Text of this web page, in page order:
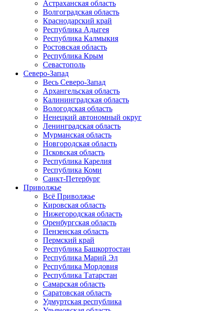
Астраханская область
Волгоградская область
Краснодарский край
Республика Адыгея
Республика Калмыкия
Ростовская область
Республика Крым
Севастополь
Северо-Запад
Весь Северо-Запад
Архангельская область
Калининградская область
Вологодская область
Ненецкий автономный округ
Ленинградская область
Мурманская область
Новгородская область
Псковская область
Республика Карелия
Республика Коми
Санкт-Петербург
Приволжье
Всё Приволжье
Кировская область
Нижегородская область
Оренбургская область
Пензенская область
Пермский край
Республика Башкортостан
Республика Марий Эл
Республика Мордовия
Республика Татарстан
Самарская область
Саратовская область
Удмуртская республика